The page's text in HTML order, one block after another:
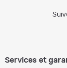
Services et